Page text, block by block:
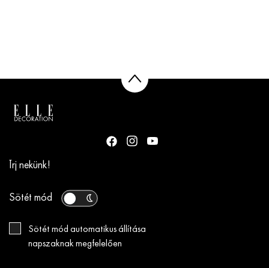
Írj nekünk!
Sötét mód
Sötét mód automatikus állítása
napszaknak megfelelően